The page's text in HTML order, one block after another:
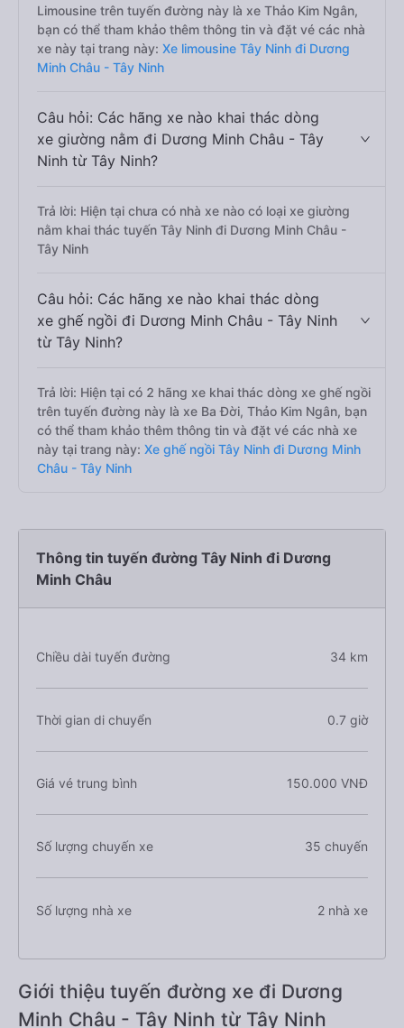
Limousine trên tuyến đường này là xe Thảo Kim Ngân,
bạn có thể tham khảo thêm thông tin và đặt vé các nhà
xe này tại trang này: Xe limousine Tây Ninh đi Dương
Minh Châu - Tây Ninh
Câu hỏi: Các hãng xe nào khai thác dòng
xe giường nằm đi Dương Minh Châu - Tây
Ninh từ Tây Ninh?
Trả lời: Hiện tại chưa có nhà xe nào có loại xe giường
nằm khai thác tuyến Tây Ninh đi Dương Minh Châu -
Tây Ninh
Câu hỏi: Các hãng xe nào khai thác dòng
xe ghế ngồi đi Dương Minh Châu - Tây Ninh
từ Tây Ninh?
Trả lời: Hiện tại có 2 hãng xe khai thác dòng xe ghế ngồi
trên tuyến đường này là xe Ba Đời, Thảo Kim Ngân, bạn
có thể tham khảo thêm thông tin và đặt vé các nhà xe
này tại trang này: Xe ghế ngồi Tây Ninh đi Dương Minh
Châu - Tây Ninh
Thông tin tuyến đường Tây Ninh đi Dương
Minh Châu
Chiều dài tuyến đường 34 km
Thời gian di chuyển 0.7 giờ
Giá vé trung bình 150.000 VNĐ
Số lượng chuyến xe 35 chuyến
Số lượng nhà xe 2 nhà xe
Giới thiệu tuyến đường xe đi Dương
Minh Châu - Tây Ninh từ Tây Ninh